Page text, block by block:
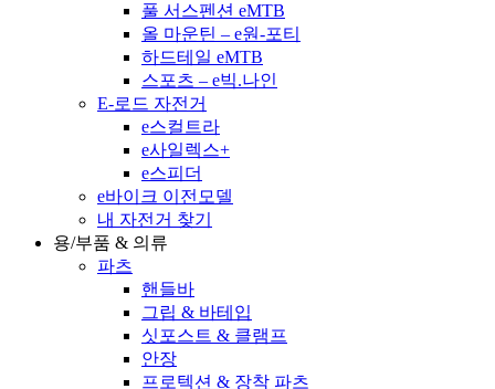
풀 서스펜션 eMTB
올 마운틴 – e원-포티
하드테일 eMTB
스포츠 – e빅.나인
E-로드 자전거
e스컬트라
e사일렉스+
e스피더
e바이크 이전모델
내 자전거 찾기
용/부품 & 의류
파츠
핸들바
그립 & 바테입
싯포스트 & 클램프
안장
프로텍션 & 장착 파츠